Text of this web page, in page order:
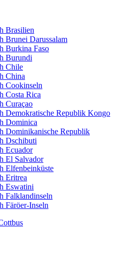
Brasilien
Brunei Darussalam
Burkina Faso
Burundi
Chile
China
Cookinseln
Costa Rica
Curaçao
Demokratische Republik Kongo
Dominica
Dominikanische Republik
Dschibuti
Ecuador
El Salvador
Elfenbeinküste
Eritrea
Eswatini
Falklandinseln
Färöer-Inseln